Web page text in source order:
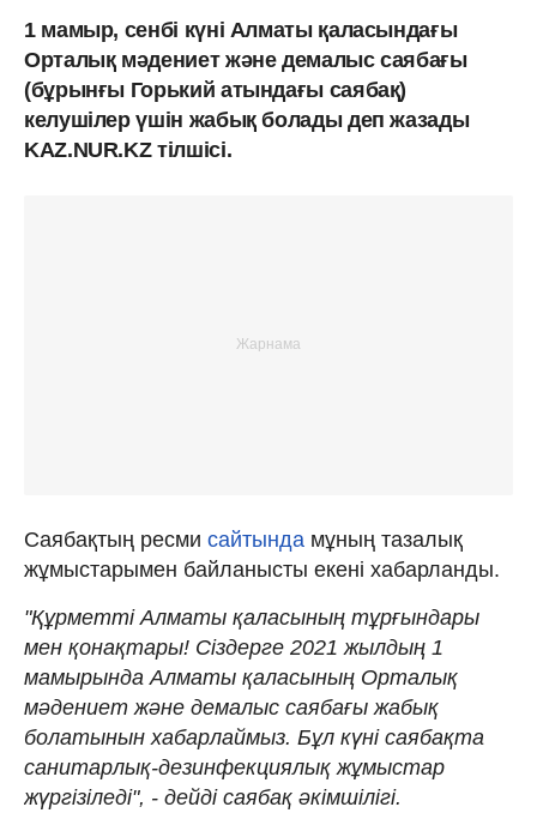
1 мамыр, сенбі күні Алматы қаласындағы
Орталық мәдениет және демалыс саябағы
(бұрынғы Горький атындағы саябақ)
келушілер үшін жабық болады деп жазады
KAZ.NUR.KZ тілшісі.
Саябақтың ресми сайтында мұның тазалық
жұмыстарымен байланысты екені хабарланды.
"Құрметті Алматы қаласының тұрғындары
мен қонақтары! Сіздерге 2021 жылдың 1
мамырында Алматы қаласының Орталық
мәдениет және демалыс саябағы жабық
болатынын хабарлаймыз. Бұл күні саябақта
санитарлық-дезинфекциялық жұмыстар
жүргізіледі", - дейді саябақ әкімшілігі.